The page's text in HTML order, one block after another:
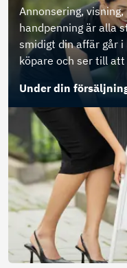
Annonsering,
handpenning är alla
smidigt din affär går
köpare och ser till
Under din